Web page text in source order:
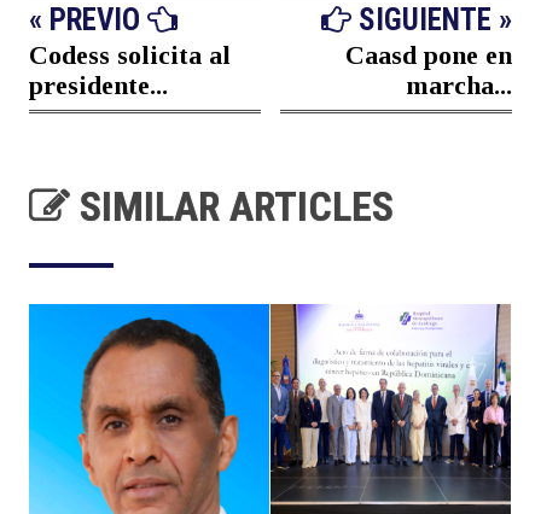
« PREVIO
Codess solicita al
presidente...
SIGUIENTE »
Caasd pone en
marcha...
SIMILAR ARTICLES